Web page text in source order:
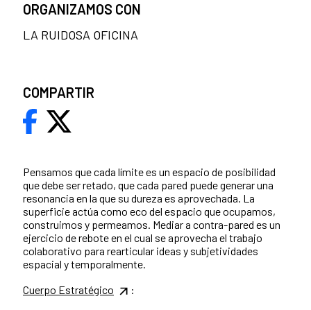
Pensamos que cada límite es un espacio de posibilidad
que debe ser retado, que cada pared puede generar una
resonancia en la que su dureza es aprovechada. La
superficie actúa como eco del espacio que ocupamos,
construimos y permeamos. Mediar a contra-pared es un
ejercicio de rebote en el cual se aprovecha el trabajo
colaborativo para rearticular ideas y subjetividades
espacial y temporalmente.
Cuerpo Estratégico
:
ORGANIZAMOS CON
LA RUIDOSA OFICINA
COMPARTIR